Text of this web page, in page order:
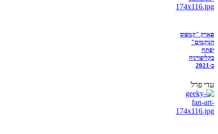
פארק "קמפוס
הנוקמים"
יפתח
בקליפורניה
ב-2021
עדי פרל